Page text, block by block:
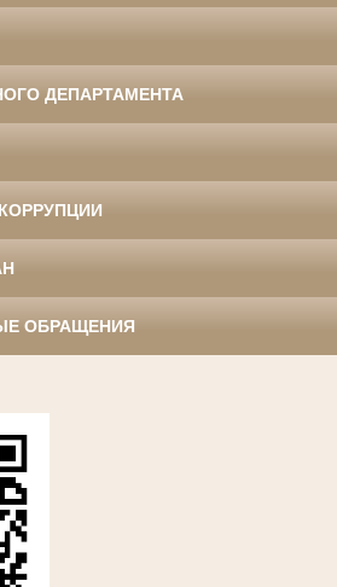
ДЕПАРТАМЕНТА
ОБРАЩЕНИЯ